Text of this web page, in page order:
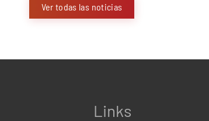
Ver todas las noticias
Links